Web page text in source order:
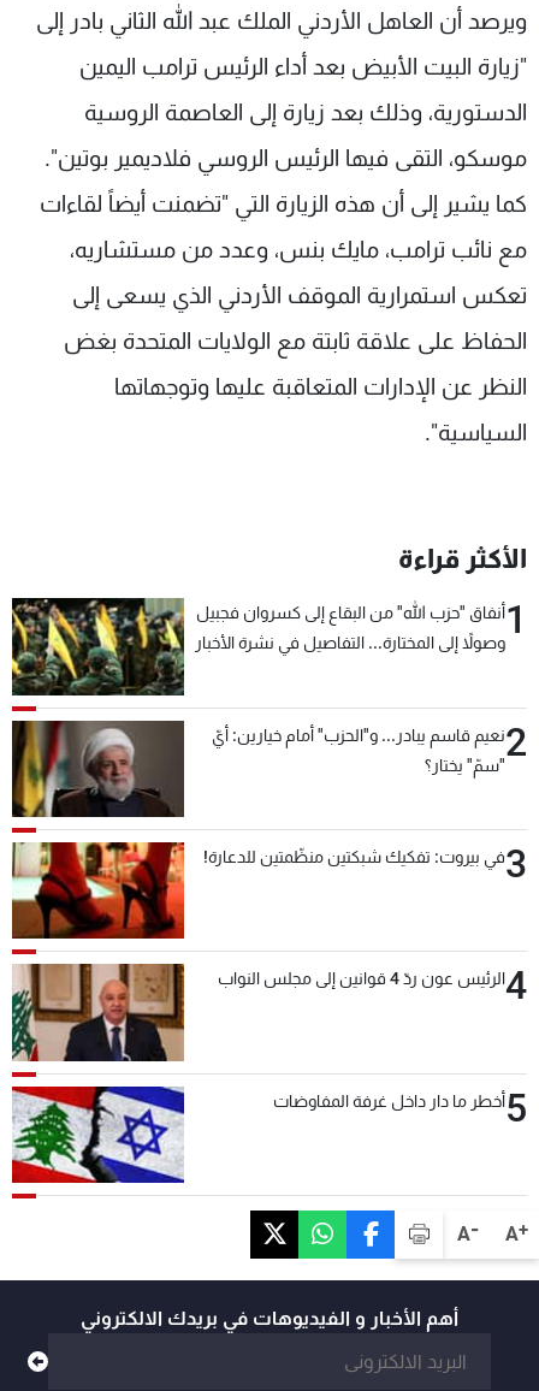
A+
A-
ويرصد أن العاهل الأردني الملك عبد الله الثاني بادر إلى
"زيارة البيت الأبيض بعد أداء الرئيس ترامب اليمين
الدستورية، وذلك بعد زيارة إلى العاصمة الروسية
موسكو، التقى فيها الرئيس الروسي فلاديمير بوتين".
كما يشير إلى أن هذه الزيارة التي "تضمنت أيضاً لقاءات
مع نائب ترامب، مايك بنس، وعدد من مستشاريه،
تعكس استمرارية الموقف الأردني الذي يسعى إلى
الحفاظ على علاقة ثابتة مع الولايات المتحدة بغض
النظر عن الإدارات المتعاقبة عليها وتوجهاتها
السياسية".
الأكثر قراءة
1أنفاق "حزب الله" من البقاع إلى كسروان فجبيل
وصولاً إلى المختارة... التفاصيل في نشرة الأخبار
2نعيم قاسم يبادر... و"الحزب" أمام خيارين: أيّ
"سمّ" يختار؟
3في بيروت: تفكيك شبكتين منظّمتين للدعارة!
4الرئيس عون ردّ 4 قوانين إلى مجلس النواب
5أخطر ما دار داخل غرفة المفاوضات
أهم الأخبار و الفيديوهات في بريدك الالكتروني